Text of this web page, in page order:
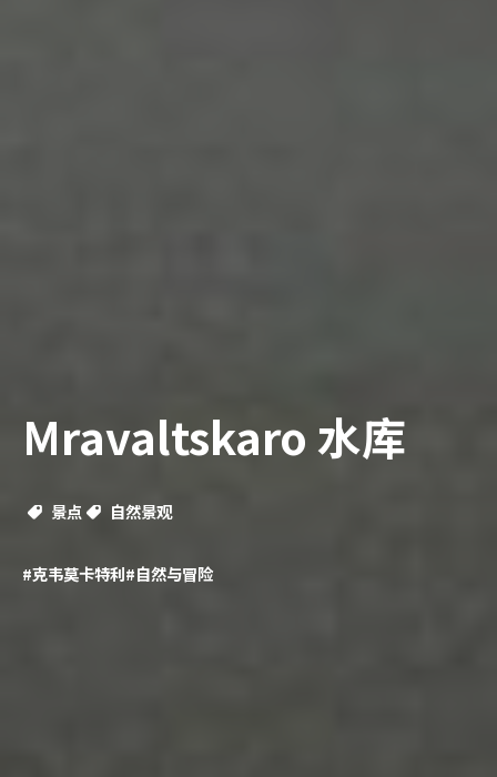
Mravaltskaro 水库
景点 自然景观
#克韦莫卡特利#自然与冒险